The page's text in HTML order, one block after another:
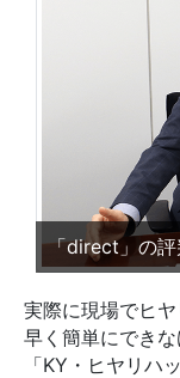
「direct」の評
実際に現場でヒ
早く簡単にでき
「KY・ヒヤリハ